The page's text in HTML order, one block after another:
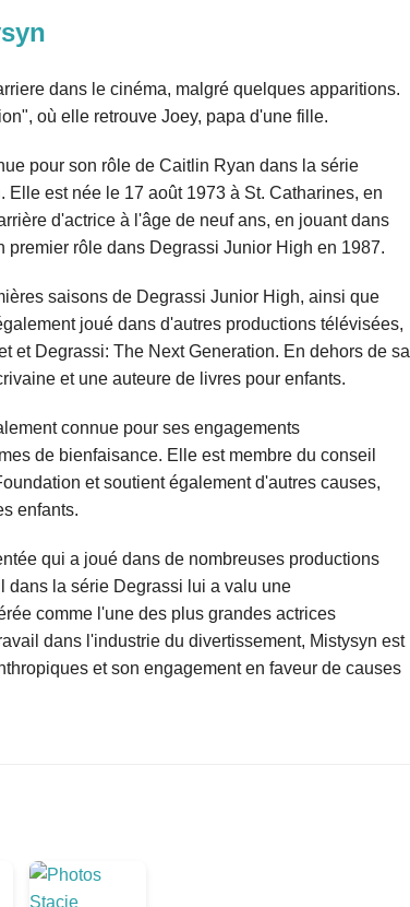
dans le cinéma, malgré quelques apparitions.
où elle retrouve Joey, papa d'une fille.
pour son rôle de Caitlin Ryan dans la série
est née le 17 août 1973 à St. Catharines, en
d'actrice à l'âge de neuf ans, en jouant dans
rôle dans Degrassi Junior High en 1987.
saisons de Degrassi Junior High, ainsi que
joué dans d'autres productions télévisées,
et Degrassi: The Next Generation. En dehors de sa
et une auteure de livres pour enfants.
connue pour ses engagements
de bienfaisance. Elle est membre du conseil
et soutient également d'autres causes,
enfants.
qui a joué dans de nombreuses productions
dans la série Degrassi lui a valu une
comme l'une des plus grandes actrices
dans l'industrie du divertissement, Mistysyn est
et son engagement en faveur de causes